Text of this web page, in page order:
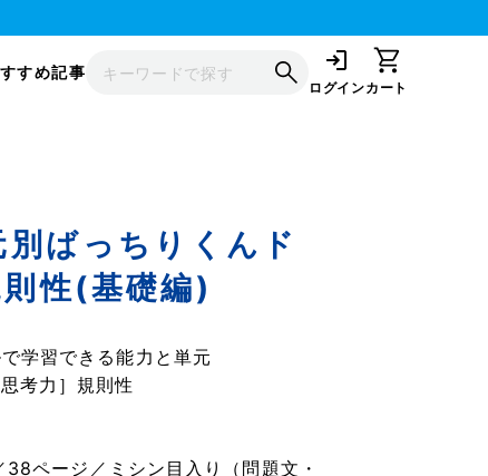
すめ記事
ログインカート
ばっちりくんド
性(基礎編)
学習できる能力と単元
考力］規則性
38ページ／ミシン目入り（問題文・